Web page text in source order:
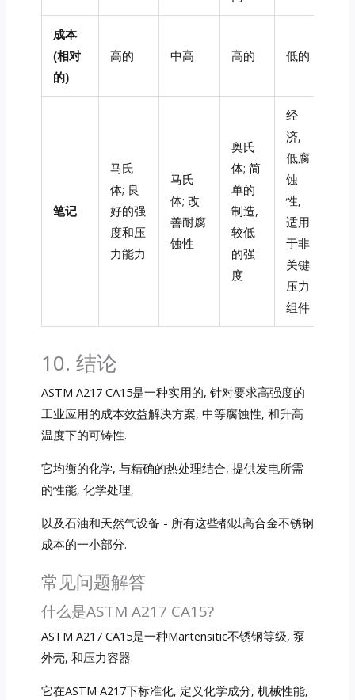
成本
(相对
的)
高的 中高 高的 低的
笔记
马氏
体; 良
好的强
度和压
力能力
马氏
体; 改
善耐腐
蚀性
奥氏
体; 简
单的
制造,
较低
的强
度
经
济,
低腐
蚀
性,
适用
于非
关键
压力
组件
10. 结论
ASTM A217 CA15是一种实用的, 针对要求高强度的
工业应用的成本效益解决方案, 中等腐蚀性, 和升高
温度下的可铸性.
它均衡的化学, 与精确的热处理结合, 提供发电所需
的性能, 化学处理,
以及石油和天然气设备 - 所有这些都以高合金不锈钢
成本的一小部分.
常见问题解答
什么是ASTM A217 CA15?
ASTM A217 CA15是一种Martensitic不锈钢等级, 泵
外壳, 和压力容器.
它在ASTM A217下标准化, 定义化学成分, 机械性能,